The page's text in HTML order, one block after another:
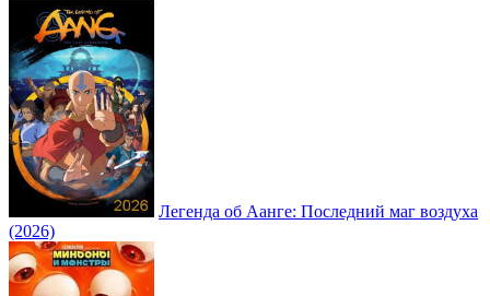
Легенда об Аанге: Последний маг воздуха
(2026)